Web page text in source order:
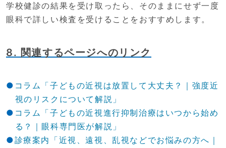
学校健診の結果を受け取ったら、そのままにせず一度
眼科で詳しい検査を受けることをおすすめします。
8. 関連するページへのリンク
コラム「子どもの近視は放置して大丈夫？｜強度近
視のリスクについて解説」
コラム「子どもの近視進行抑制治療はいつから始め
る？｜眼科専門医が解説」
診療案内「近視、遠視、乱視などでお悩みの方へ｜